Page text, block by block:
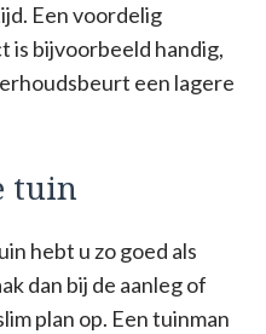
Een voordelig
is bijvoorbeeld handig,
een lagere
tuin
hebt u zo goed als
dan bij de aanleg of
plan op. Een tuinman